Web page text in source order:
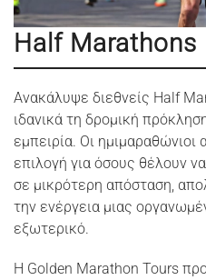
Half Marathons
Ανακάλυψε διεθνείς Half
ιδανικά τη δρομική
εμπειρία. Οι ημιμαραθώνιοι
επιλογή για όσους θέλουν
σε μικρότερη απόσταση,
την ενέργεια μιας
εξωτερικό.
Η Golden Marathon Tours